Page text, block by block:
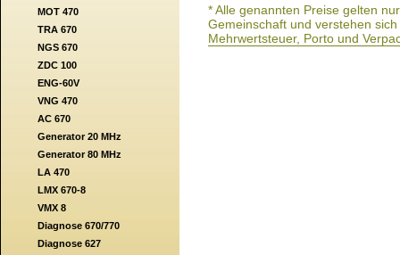
MOT 470
TRA 670
NGS 670
ZDC 100
ENG-60V
VNG 470
AC 670
Generator 20 MHz
Generator 80 MHz
LA 470
LMX 670-8
VMX 8
Diagnose 670/770
Diagnose 627
* Alle genannten Preise gelten
Gemeinschaft und verstehen
Mehrwertsteuer, Porto und